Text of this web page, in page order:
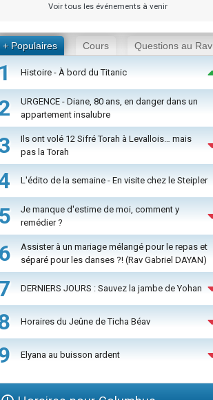
Voir tous les événements à venir
+ Populaires Cours Questions au Rav
Histoire - À bord du Titanic
URGENCE - Diane, 80 ans, en danger dans un
appartement insalubre
Ils ont volé 12 Sifré Torah à Levallois… mais
pas la Torah
L'édito de la semaine - En visite chez le Steipler
Je manque d'estime de moi, comment y
remédier ?
Assister à un mariage mélangé pour le repas et
séparé pour les danses ?! (Rav Gabriel DAYAN)
DERNIERS JOURS : Sauvez la jambe de Yohan
Horaires du Jeûne de Ticha Béav
Elyana au buisson ardent